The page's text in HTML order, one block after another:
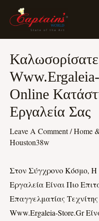
Online
Εργαλεία Σας
Leave A Comment/Home
Houston38w
Στον Σύγχρονο Κόσμο, Η
Εργαλεία Είναι Πιο
Επαγγελματίας
Www.ergaleia-Store.gr
Navigation